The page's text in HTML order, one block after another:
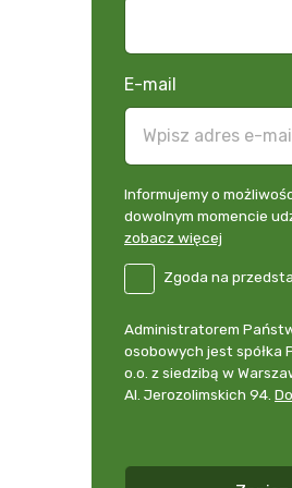
E-mail
Informujemy
o
możliwości
momencie
udzielonej
zgody
+
Informujemy o
dowolnym momencie
zobacz więcej
DE
przedstawianie
Zgoda na
Administrator
danych
osobowych
Administratorem
osobowych jest spółka
o.o. z siedzibą w
Al. Jerozolimskich 94.